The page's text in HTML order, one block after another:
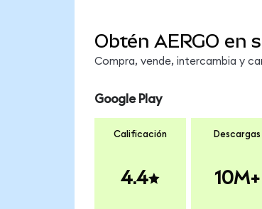
Obtén AERGO en
Compra, vende, intercambia y
Google Play
Calificación
4.4
Descargas
10M+